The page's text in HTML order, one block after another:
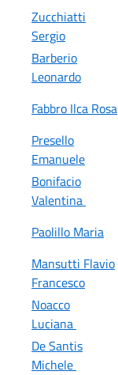
Zucchiatti
Sergio
Barberio
Leonardo
Fabbro Ilca Rosa
Presello
Emanuele
Bonifacio
Valentina
Paolillo Maria
Mansutti Flavio
Francesco
Noacco
Luciana
De Santis
Michele